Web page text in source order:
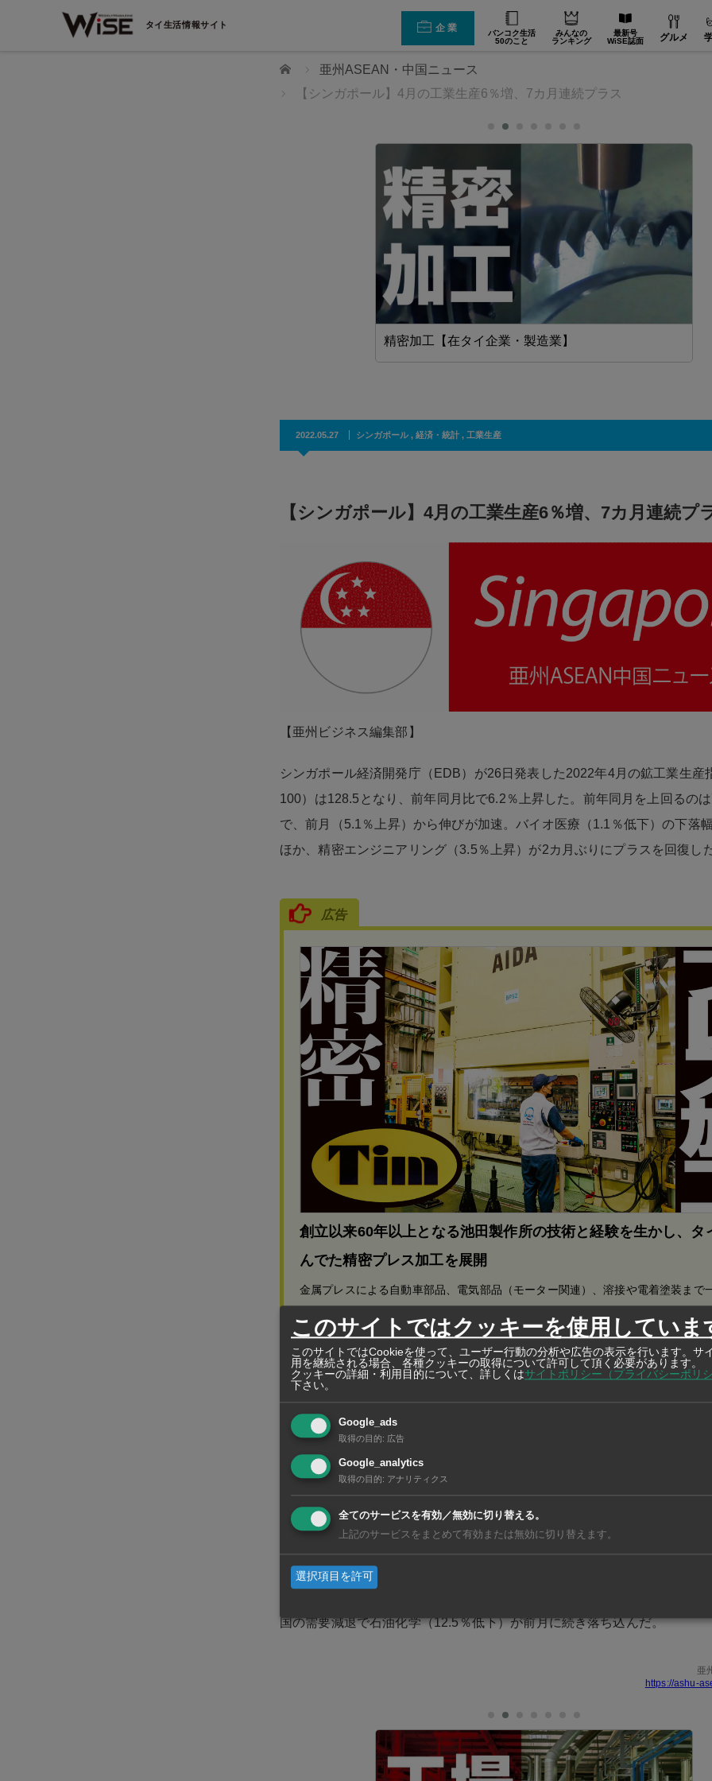
タイ生活情報サイト 企業
バンコク生活
50のこと
みんなの
ランキング
最新号
WiSE誌面
グルメ
ホーム
亜州ASEAN・中国ニュース
【シンガポール】4月の工業生産6％増、7カ月連続プラス
精密加工【在タイ企業・製造業】
2022.05.27 シンガポール, 経済・統計 , 工業生産
【シンガポール】4月の工業生産6％増、7カ月連続プ
【亜州ビジネス編集部】
シンガポール経済開発庁（EDB）が26日発表した2022年4月の鉱工業生産
100）は128.5となり、前年同月比で6.2％上昇した。前年同月を上回るの
で、前月（5.1％上昇）から伸びが加速。バイオ医療（1.1％低下）の下落
ほか、精密エンジニアリング（3.5％上昇）が2カ月ぶりにプラスを回復し
広告
創立以来60年以上となる池田製作所の技術と経験を生かし、タ
んでた精密プレス加工を展開
金属プレスによる自動車部品、電気部品（モーター関連）、溶接や電着塗装まで
バイオ医療では、医薬品（11.3％低下）の落ち込みが続く一方、欧米での
要増を受けて医療技術（12.6％上昇）が2桁上昇を記録。精密エンジニア
体製造装置やプラスチック・金属精密部品の生産が拡大した。
主力の電子（10.4％上昇）は2桁上昇を維持。うち半導体（12.9％上昇）
「5G」やデータセンター向けの需要が伸びている。輸送エンジニアリン
昇）では、人の移動が活発化したことで航空機の部品生産や保守整備が拡
国の需要減退で石油化学（12.5％低下）が前月に続き落ち込んだ。
亜
https://ashu-
このサイトではクッキーを使用していま
このサイトではCookieを使って、ユーザー行動の分析や広告の表示を行います。サ
用を継続される場合、各種クッキーの取得について許可して頂く必要があります。
クッキーの詳細・利用目的について、詳しくはサイトポリシー（プライバシーポリ
下さい。
Google_ads
取得の目的: 広告
Google_analytics
取得の目的: アナリティクス
全てのサービスを有効／無効に切り替える。
上記のサービスをまとめて有効または無効に切り替えます。
選択項目を許可